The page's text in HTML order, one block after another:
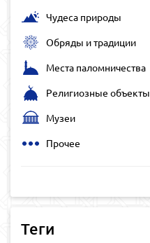
Чудеса природы
Обряды и традиции
Места паломничества
Религиозные объекты
Музеи
Прочее
Теги